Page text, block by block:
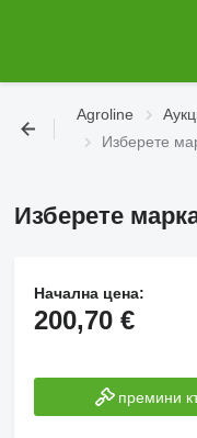
Agroline
Изберете
Изберете
Начална цена:
200,70 €
премини